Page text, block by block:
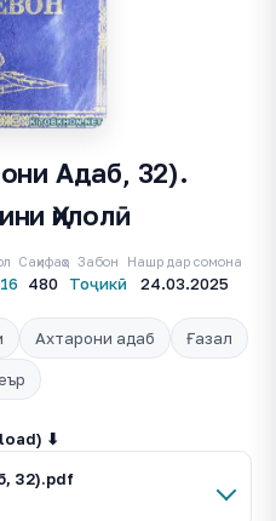
⬇
32).pdf
Адаб, 32).
Ҳилолӣ
Саҳифаҳо
480
Забон
Тоҷикӣ
Нашр дар сомона
24.03.2025
Ахтарони адаб Ғазал